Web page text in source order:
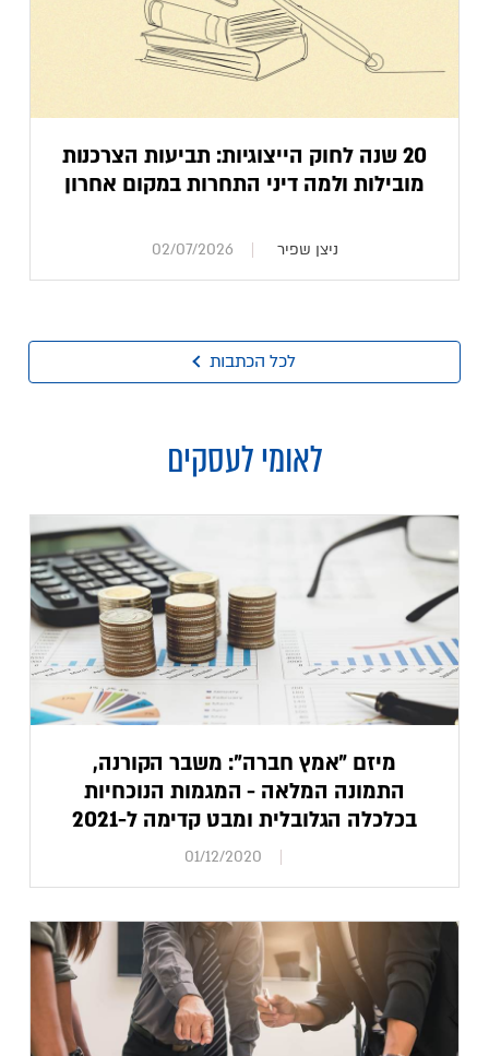
20 שנה לחוק הייצוגיות: תביעות הצרכנות
מובילות ולמה דיני התחרות במקום אחרון
ניצן שפיר 02/07/2026
לכל הכתבות
לאומי לעסקים
מיזם "אמץ חברה": משבר הקורנה,
התמונה המלאה - המגמות הנוכחיות
בכלכלה הגלובלית ומבט קדימה ל-2021
01/12/2020